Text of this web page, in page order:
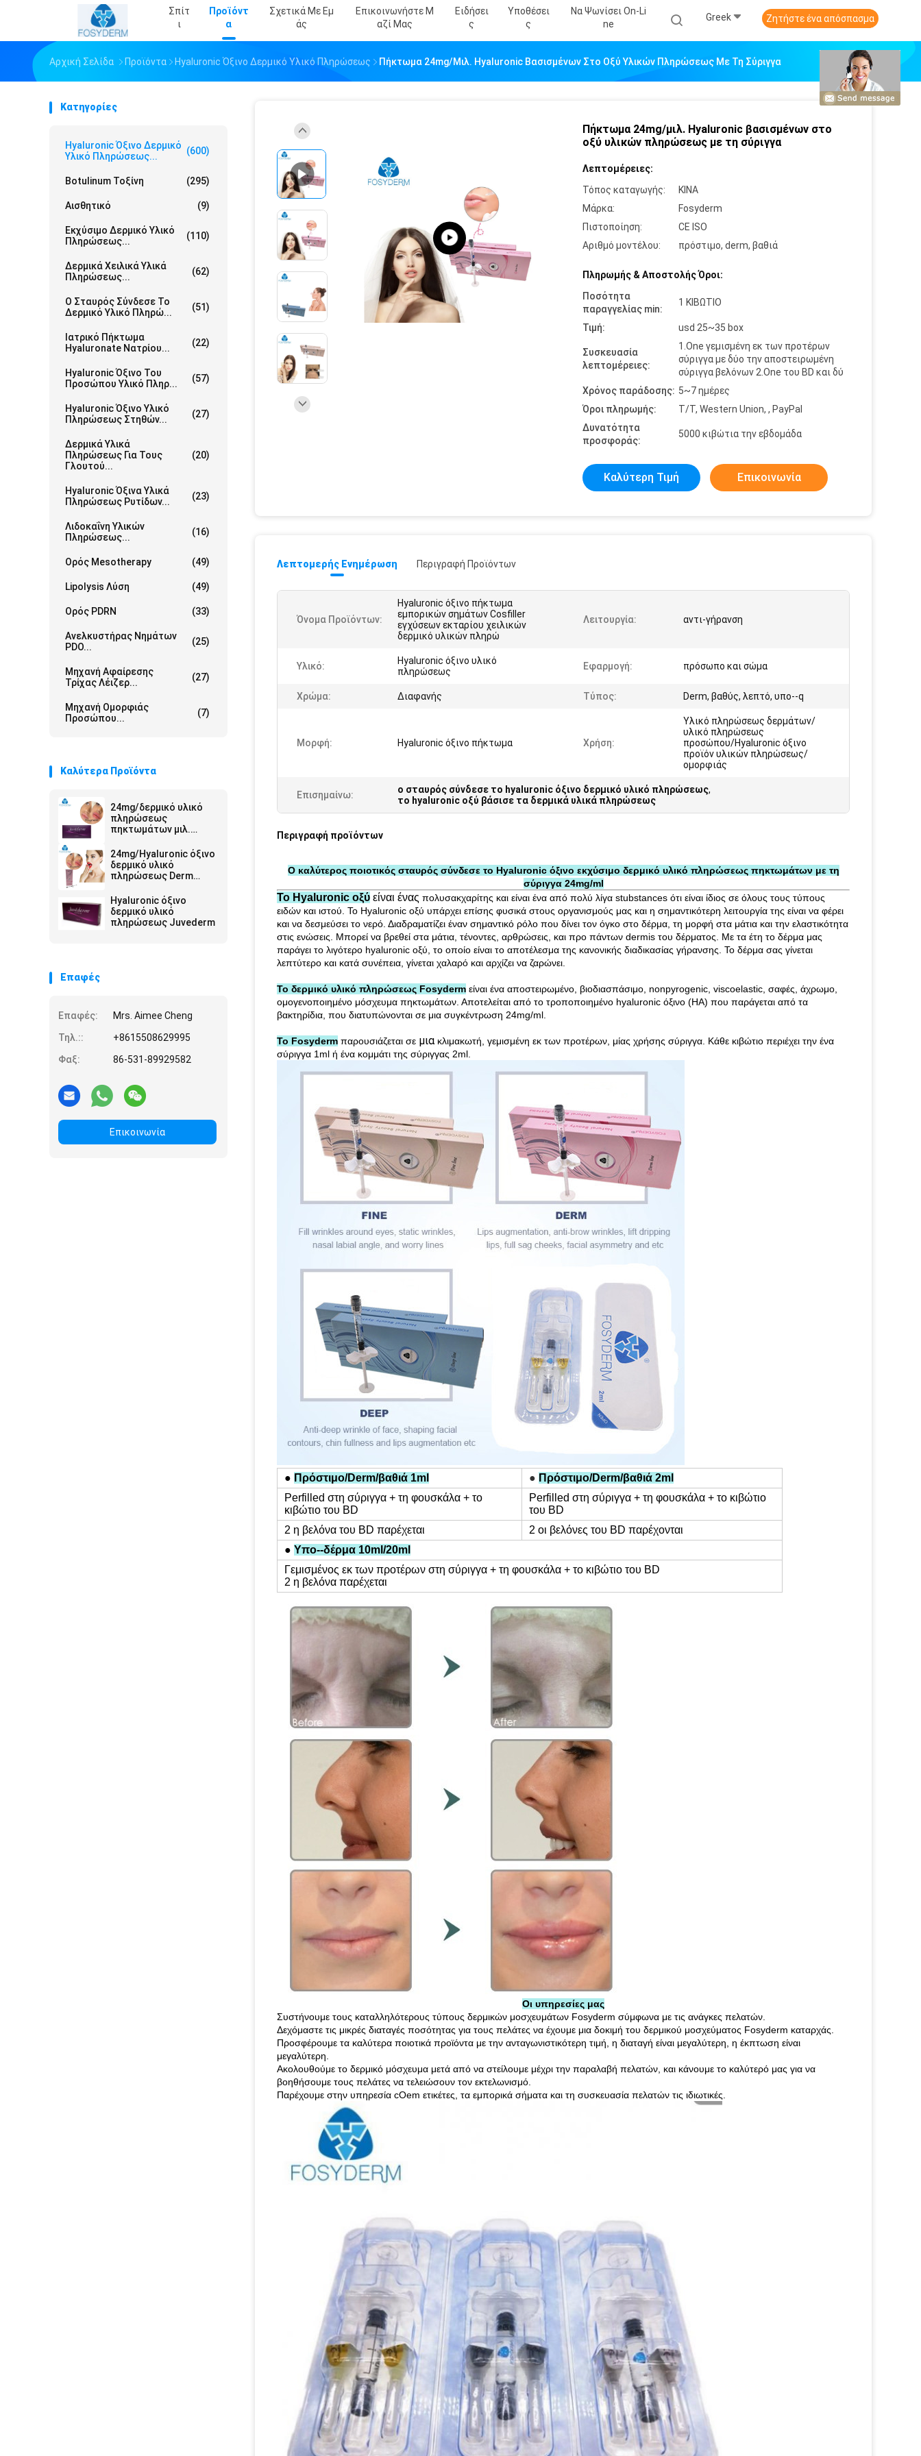
Σπίτ
Ι
Προϊόντ
Α
Σχετικά Με Εμ
Άς
Επικοινωνήστε Μ
Αζί Μας
Ειδήσει
Σ
Υποθέσει
Σ
Να Ψωνίσει On-Li
Ne
Greek Ζητήστε ένα απόσπασμα
Αρχική Σελίδα Προϊόντα Hyaluronic Όξινο Δερμικό Υλικό Πληρώσεως Πήκτωμα 24mg/μιλ. Hyaluronic Βασισμένων Στο Οξύ Υλικών Πληρώσεως Με Τη Σύριγγα
Κατηγορίες
Hyaluronic Όξινο Δερμικό
Υλικό Πληρώσεως...
(600)
Botulinum Τοξίνη (295)
Αισθητικό (9)
Εκχύσιμο Δερμικό Υλικό
Πληρώσεως...
(110)
Δερμικά Χειλικά Υλικά
Πληρώσεως...
(62)
Ο Σταυρός Σύνδεσε Το
Δερμικό Υλικό Πληρώ...
(51)
Ιατρικό Πήκτωμα
Hyaluronate Νατρίου...
(22)
Hyaluronic Όξινο Του
Προσώπου Υλικό Πληρ...
(57)
Hyaluronic Όξινο Υλικό
Πληρώσεως Στηθών...
(27)
Δερμικά Υλικά
Πληρώσεως Για Τους
Γλουτού...
(20)
Hyaluronic Όξινα Υλικά
Πληρώσεως Ρυτίδων...
(23)
Λιδοκαΐνη Υλικών
Πληρώσεως...
(16)
Ορός Mesotherapy (49)
Lipolysis Λύση (49)
Ορός PDRN (33)
Ανελκυστήρας Νημάτων
PDO...
(25)
Μηχανή Αφαίρεσης
Τρίχας Λέιζερ...
(27)
Μηχανή Ομορφιάς
Προσώπου...
(7)
Καλύτερα Προϊόντα
24mg/δερμικό υλικό
πληρώσεως
πηκτωμάτων μιλ.
Hyaluronic όξινο για τα
χείλια 2*1ml
24mg/Hyaluronic όξινο
δερμικό υλικό
πληρώσεως Derm
Hyaluronic όξινο
δερμικό υλικό
πληρώσεως Juvederm
Επαφές
Επαφές:
Mrs. Aimee Cheng
Τηλ.::
+8615508629995
Φαξ:
86-531-89929582
Επικοινωνία
Πήκτωμα 24mg/μιλ. Hyaluronic βασισμένων στο
οξύ υλικών πληρώσεως με τη σύριγγα
Λεπτομέρειες:
Τόπος καταγωγής:
ΚΙΝΑ
Μάρκα:
Fosyderm
Πιστοποίηση:
CE ISO
Αριθμό μοντέλου:
πρόστιμο, derm, βαθιά
Πληρωμής & Αποστολής Όροι:
Ποσότητα
παραγγελίας min:
1 ΚΙΒΩΤΙΟ
Τιμή: usd 25~35 box
Συσκευασία
λεπτομέρειες:
1.One γεμισμένη εκ των προτέρων
σύριγγα με δύο την αποστειρωμένη
σύριγγα βελόνων 2.One του BD και δύ
Χρόνος παράδοσης: 5~7 ημέρες
Όροι πληρωμής:
T/T, Western Union, , PayPal
Δυνατότητα
προσφοράς:
5000 κιβώτια την εβδομάδα
Καλύτερη Τιμή Επικοινωνία
Λεπτομερής Ενημέρωση Περιγραφή Προϊόντων
Όνομα Προϊόντων:
Hyaluronic όξινο πήκτωμα
εμπορικών σημάτων Cosfiller
εγχύσεων εκταρίου χειλικών
δερμικό υλικών πληρώ
Λειτουργία: αντι-γήρανση
Υλικό:
Hyaluronic όξινο υλικό
πληρώσεως
Εφαρμογή: πρόσωπο και σώμα
Χρώμα: Διαφανής Τύπος: Derm, βαθύς, λεπτό, υπο--q
Μορφή: Hyaluronic όξινο πήκτωμα Χρήση:
Υλικό πληρώσεως δερμάτων/
υλικό πληρώσεως
προσώπου/Hyaluronic όξινο
προϊόν υλικών πληρώσεως/
ομορφιάς
Επισημαίνω: ο σταυρός σύνδεσε το hyaluronic όξινο δερμικό υλικό πληρώσεως,
το hyaluronic οξύ βάσισε τα δερμικά υλικά πληρώσεως
Περιγραφή προϊόντων
Ο καλύτερος ποιοτικός σταυρός σύνδεσε το Hyaluronic όξινο εκχύσιμο δερμικό υλικό πληρώσεως πηκτωμάτων με τη
σύριγγα 24mg/ml
Το Hyaluronic οξύ είναι ένας πολυσακχαρίτης και είναι ένα από πολύ λίγα stubstances ότι είναι ίδιος σε όλους τους τύπους
ειδών και ιστού. Το Hyaluronic οξύ υπάρχει επίσης φυσικά στους οργανισμούς μας και η σημαντικότερη λειτουργία της είναι να φέρει
και να δεσμεύσει το νερό. Διαδραματίζει έναν σημαντικό ρόλο που δίνει τον όγκο στο δέρμα, τη μορφή στα μάτια και την ελαστικότητα
στις ενώσεις. Μπορεί να βρεθεί στα μάτια, τένοντες, αρθρώσεις, και προ πάντων dermis του δέρματος. Με τα έτη το δέρμα μας
παράγει το λιγότερο hyaluronic οξύ, το οποίο είναι το αποτέλεσμα της κανονικής διαδικασίας γήρανσης. Το δέρμα σας γίνεται
λεπτύτερο και κατά συνέπεια, γίνεται χαλαρό και αρχίζει να ζαρώνει.
Το δερμικό υλικό πληρώσεως Fosyderm είναι ένα αποστειρωμένο, βιοδιασπάσιμο, nonpyrogenic, viscoelastic, σαφές, άχρωμο,
ομογενοποιημένο μόσχευμα πηκτωμάτων. Αποτελείται από το τροποποιημένο hyaluronic όξινο (HA) που παράγεται από τα
βακτηρίδια, που διατυπώνονται σε μια συγκέντρωση 24mg/ml.
Το Fosyderm παρουσιάζεται σε μια κλιμακωτή, γεμισμένη εκ των προτέρων, μίας χρήσης σύριγγα. Κάθε κιβώτιο περιέχει την ένα
σύριγγα 1ml ή ένα κομμάτι της σύριγγας 2ml.
● Πρόστιμο/Derm/βαθιά 1ml ● Πρόστιμο/Derm/βαθιά 2ml
Perfilled στη σύριγγα + τη φουσκάλα + το
κιβώτιο του BD
Perfilled στη σύριγγα + τη φουσκάλα + το κιβώτιο
του BD
2 η βελόνα του BD παρέχεται
2 οι βελόνες του BD παρέχονται
● Υπο--δέρμα 10ml/20ml
Γεμισμένος εκ των προτέρων στη σύριγγα + τη φουσκάλα + το κιβώτιο του BD
2 η βελόνα παρέχεται
Οι υπηρεσίες μας
Συστήνουμε τους καταλληλότερους τύπους δερμικών μοσχευμάτων Fosyderm σύμφωνα με τις ανάγκες πελατών.
Δεχόμαστε τις μικρές διαταγές ποσότητας για τους πελάτες να έχουμε μια δοκιμή του δερμικού μοσχεύματος Fosyderm καταρχάς.
Προσφέρουμε τα καλύτερα ποιοτικά προϊόντα με την ανταγωνιστικότερη τιμή, η διαταγή είναι μεγαλύτερη, η έκπτωση είναι
μεγαλύτερη.
Ακολουθούμε το δερμικό μόσχευμα μετά από να στείλουμε μέχρι την παραλαβή πελατών, και κάνουμε το καλύτερό μας για να
βοηθήσουμε τους πελάτες να τελειώσουν τον εκτελωνισμό.
Παρέχουμε στην υπηρεσία cOem ετικέτες, τα εμπορικά σήματα και τη συσκευασία πελατών τις ιδιωτικές.